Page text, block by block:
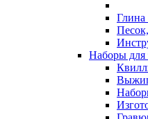
Глина
Наборы для